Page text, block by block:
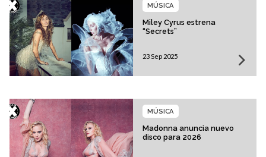
Miley Cyrus estrena
“Secrets”
MÚSICA
23 Sep 2025
Madonna anuncia nuevo
disco para 2026
MÚSICA